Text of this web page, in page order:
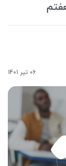
06 تیر 1401